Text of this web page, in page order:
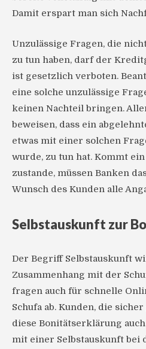
Damit erspart man sich
Unzulässige Fragen, die
zu tun haben, darf der
ist gesetzlich verboten.
eine solche unzulässige
keinen Nachteil bringen.
beweisen, dass ein
etwas mit einer solchen
wurde, zu tun hat. Kommt
zustande, müssen Banken
Wunsch des Kunden alle
Selbstauskunft zur
Der Begriff Selbstauskunft
Zusammenhang mit der
fragen auch für schnelle
Schufa ab. Kunden, die
diese Bonitätserklärung
mit einer Selbstauskunft bei